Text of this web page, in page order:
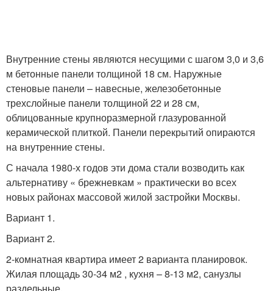
Внутренние стены являются несущими с шагом 3,0 и 3,6
м бетонные панели толщиной 18 см. Наружные
стеновые панели – навесные, железобетонные
трехслойные панели толщиной 22 и 28 см,
облицованные крупноразмерной глазурованной
керамической плиткой. Панели перекрытий опираются
на внутренние стены.
С начала 1980-х годов эти дома стали возводить как
альтернативу « брежневкам » практически во всех
новых районах массовой жилой застройки Москвы.
Вариант 1.
Вариант 2.
2-комнатная квартира имеет 2 варианта планировок.
Жилая площадь 30-34 м2 , кухня – 8-13 м2, санузлы